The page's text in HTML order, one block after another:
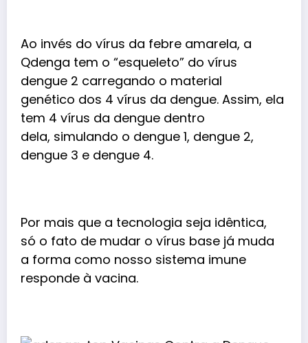
Ao invés do vírus da febre amarela, a
Qdenga tem o “esqueleto” do vírus
dengue 2 carregando o material
genético dos 4 vírus da dengue. Assim, ela
tem 4 vírus da dengue dentro
dela, simulando o dengue 1, dengue 2,
dengue 3 e dengue 4.
Por mais que a tecnologia seja idêntica,
só o fato de mudar o vírus base já muda
a forma como nosso sistema imune
responde à vacina.